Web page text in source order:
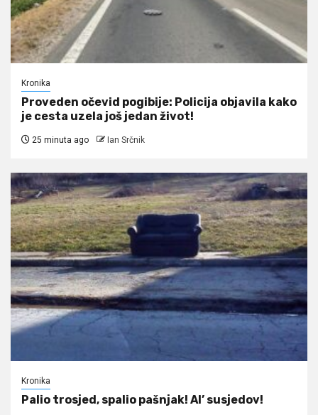
Kronika
Proveden očevid pogibije: Policija objavila kako
je cesta uzela još jedan život!
25 minuta ago Ian Srčnik
Kronika
Palio trosjed, spalio pašnjak! Al’ susjedov!